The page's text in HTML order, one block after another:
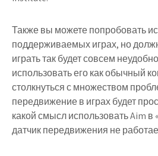
Также вы можете попробовать
поддерживаемых играх, но
играть так будет совсем
использовать его как обычный
столкнуться с множеством
передвижение в играх будет
какой смысл использовать Aim в
датчик передвижения не